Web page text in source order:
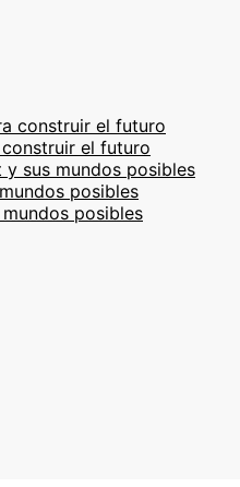
construir el futuro
el futuro
y sus mundos posibles
posibles
posibles